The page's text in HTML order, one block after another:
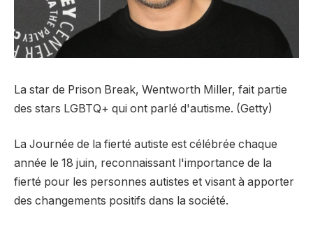
La star de Prison Break, Wentworth Miller, fait partie
des stars LGBTQ+ qui ont parlé d'autisme. (Getty)
La Journée de la fierté autiste est célébrée chaque
année le 18 juin, reconnaissant l'importance de la
fierté pour les personnes autistes et visant à apporter
des changements positifs dans la société.